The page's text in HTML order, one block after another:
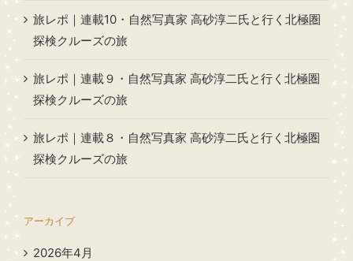
旅レポ｜連載10・自然写真家 高砂淳二氏と行く北極圏
探検クルーズの旅
旅レポ｜連載９・自然写真家 高砂淳二氏と行く北極圏
探検クルーズの旅
旅レポ｜連載８・自然写真家 高砂淳二氏と行く北極圏
探検クルーズの旅
アーカイブ
2026年4月